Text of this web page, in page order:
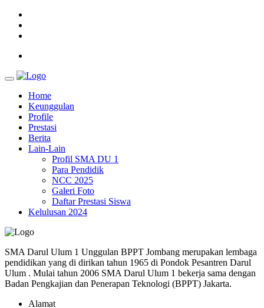
Home
Keunggulan
Profile
Prestasi
Berita
Lain-Lain
Profil SMA DU 1
Para Pendidik
NCC 2025
Galeri Foto
Daftar Prestasi Siswa
Kelulusan 2024
SMA Darul Ulum 1 Unggulan BPPT Jombang merupakan lembaga
pendidikan yang di dirikan tahun 1965 di Pondok Pesantren Darul
Ulum . Mulai tahun 2006 SMA Darul Ulum 1 bekerja sama dengan
Badan Pengkajian dan Penerapan Teknologi (BPPT) Jakarta.
Alamat